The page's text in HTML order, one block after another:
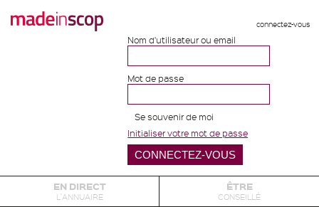
connectez-vous
Nom d'utilisateur ou email
Mot de passe
Se souvenir de moi
Initialiser votre mot de passe
EN DIRECT
L'ANNUAIRE
ÊTRE
CONSEILLÉ